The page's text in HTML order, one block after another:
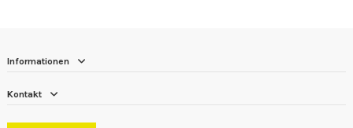
Informationen
Kontakt